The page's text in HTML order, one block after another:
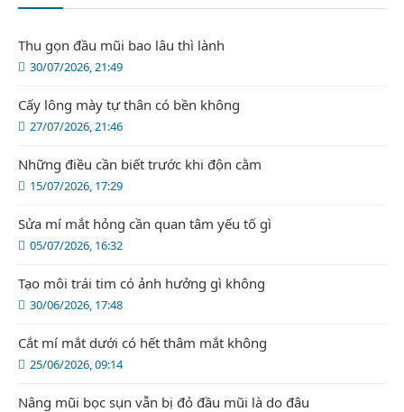
30/07/2026, 21:49
Thu gọn đầu mũi bao lâu thì lành
27/07/2026, 21:46
Cấy lông mày tự thân có bền không
15/07/2026, 17:29
Những điều cần biết trước khi độn cằm
05/07/2026, 16:32
Sửa mí mắt hỏng cần quan tâm yếu tố gì
30/06/2026, 17:48
Tạo môi trái tim có ảnh hưởng gì không
25/06/2026, 09:14
Cắt mí mắt dưới có hết thâm mắt không
Nâng mũi bọc sụn vẫn bị đỏ đầu mũi là do đâu